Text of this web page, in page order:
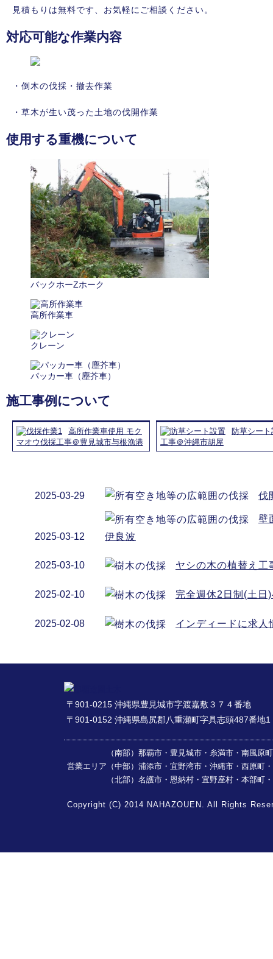
見積もりは無料です、お気軽にご相談ください。
対応可能な作業内容
・倒木の伐採・撤去作業
・草木が生い茂った土地の伐開作業
使用する重機について
バックホーZホーク
高所作業車
クレーン
パッカー車（塵芥車）
施工事例について
高所作業車使用 モク
マオウ伐採工事＠豊見城市与根漁港
防草シート
工事＠沖縄市胡屋
2025-03-29 伐
2025-03-12
壁
伊良波
2025-03-10 ヤシの木の植替え工
2025-02-10 完全週休2日制(土日
2025-02-08 インディードに求人
〒901-0215 沖縄県豊見城市字渡嘉敷３７４番地
〒901-0152 沖縄県島尻郡八重瀬町字具志頭487番地1
（南部）那覇市・豊見城市・糸満市・南風原町・
営業エリア （中部）浦添市・宜野湾市・沖縄市・西原町
（北部）名護市・恩納村・宜野座村・本部町・
Copyright (C) 2014 NAHAZOUEN. All Rights